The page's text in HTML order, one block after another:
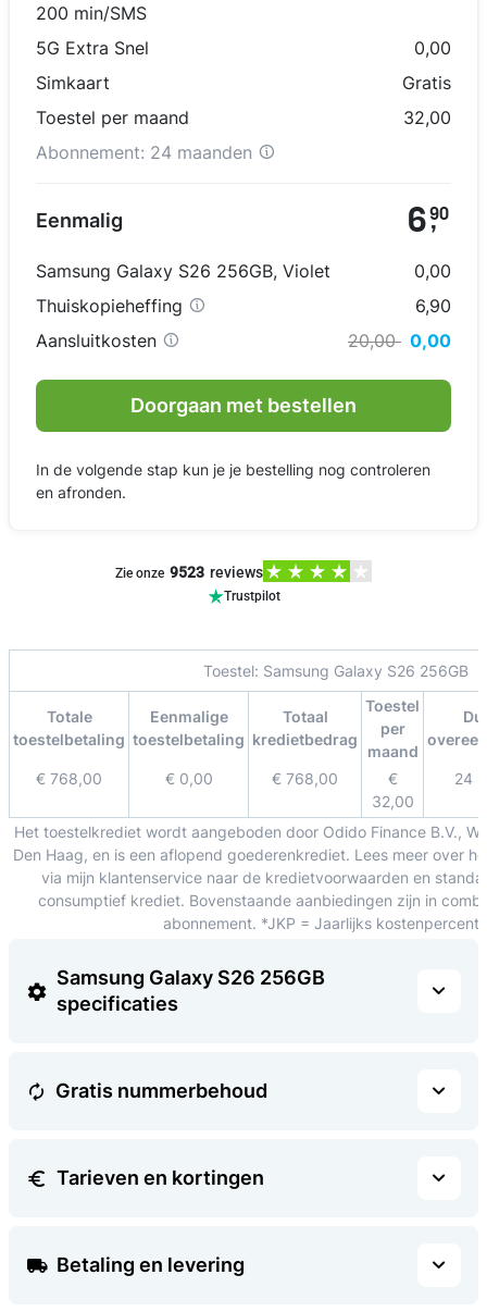
200 min/SMS
5G Extra Snel
0,00
Simkaart
Gratis
Toestel per maand
32,00
Abonnement: 24 maanden
Eenmalig 6,
90
Samsung Galaxy S26 256GB, Violet
0,00
Thuiskopieheffing
6,90
Aansluitkosten
20,00 0,00
Doorgaan met bestellen
In de volgende stap kun je je bestelling nog controleren
en afronden.
Zie onze 9523 reviews
Trustpilot
Toestel: Samsung Galaxy S26 256GB
Totale
toestelbetaling
Eenmalige
toestelbetaling
Totaal
kredietbedrag
Toestel
per
maand
€ 768,00 € 0,00 € 768,00
€
32,00
24
Het toestelkrediet wordt aangeboden door Odido Finance B.V.,
Den Haag, en is een aflopend goederenkrediet. Lees meer over
via mijn klantenservice naar de kredietvoorwaarden en
consumptief krediet. Bovenstaande aanbiedingen zijn in
abonnement. *JKP = Jaarlijks
Samsung Galaxy S26 256GB
specificaties
Gratis nummerbehoud
Tarieven en kortingen
Betaling en levering